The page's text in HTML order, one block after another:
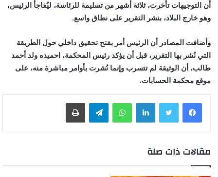
أن التوجيهات تأخرت، ثلاثة أشهر من تسليمة للرئاسة، ليُفاجأ الرئيس،
وهو خارج البلاد، بنشر التقرير على نطاق واسع.
وأضافت المصادر أن الرئيس أمر بفتح تحقيق داخلي حول الطريقة
التي نُشر بها التقرير، قبل أن يؤكد رئيس المحكمة، احميده ولد أحمد
طالب، أن الوثيقة لم تتسرب وإنما نُشرت بأوامر مباشرة منه، على
موقع محكمة الحسابات.
لينكدإن واتساب
مقالات ذات صلة